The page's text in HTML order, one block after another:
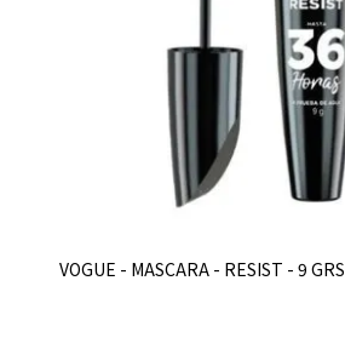
VOGUE - MASCARA - RESIST - 9 GRS